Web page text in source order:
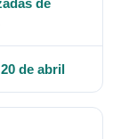
de abril